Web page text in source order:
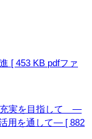
[ 453 KB pdfファ
充実を目指して ―
用を通して― [ 882